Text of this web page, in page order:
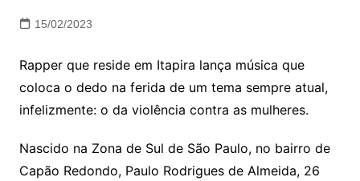
15/02/2023
Rapper que reside em Itapira lança música que
coloca o dedo na ferida de um tema sempre atual,
infelizmente: o da violência contra as mulheres.
Nascido na Zona de Sul de São Paulo, no bairro de
Capão Redondo, Paulo Rodrigues de Almeida, 26